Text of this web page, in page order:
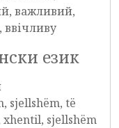
важливий,
ввічливу
език
sjellshëm, të
xhentil, sjellshëm